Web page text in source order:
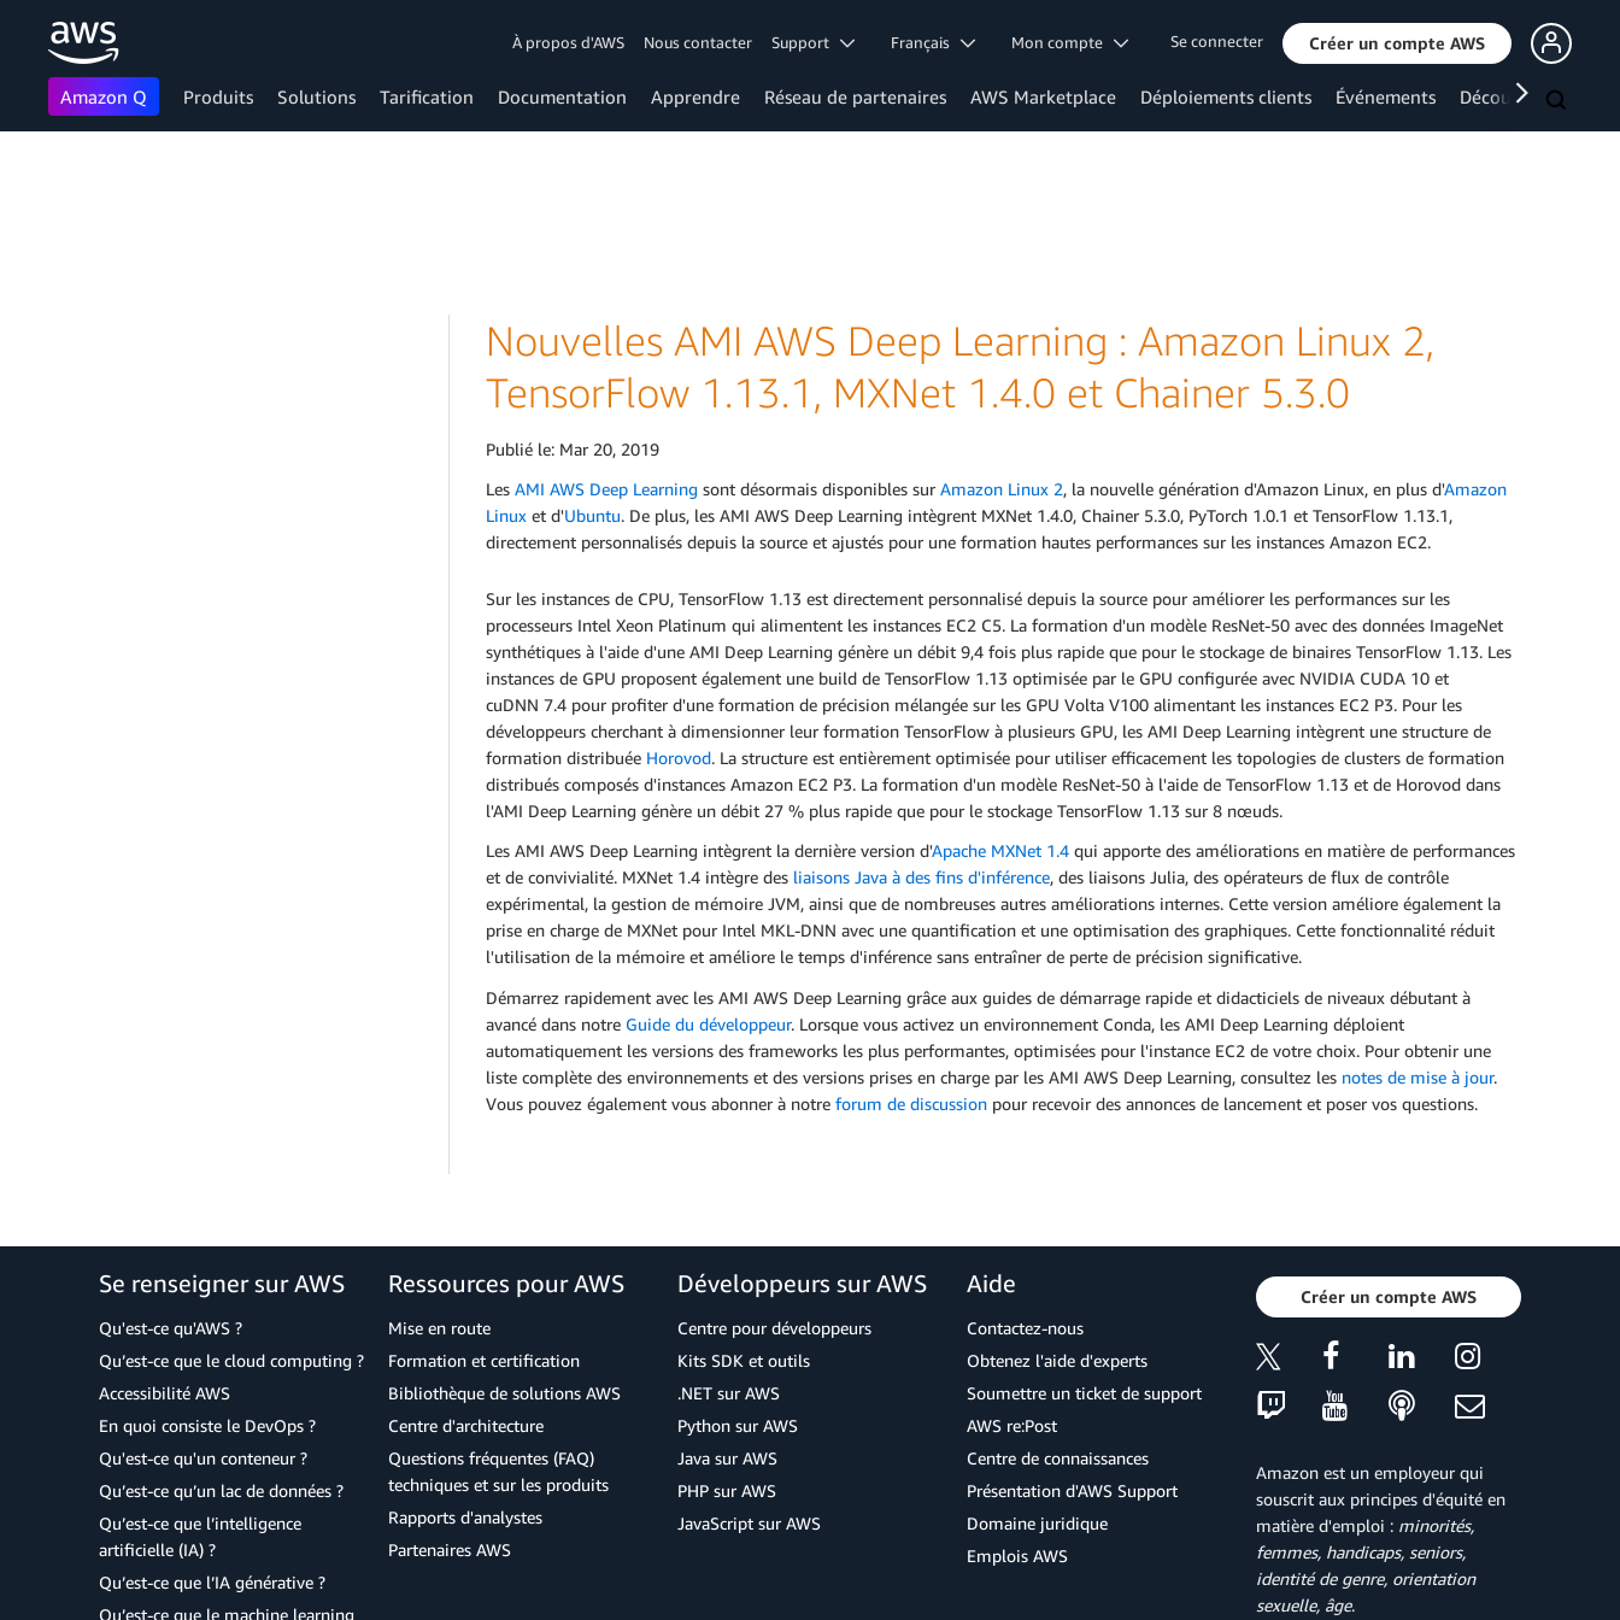
À propos d'AWS Nous contacter Support Français Mon compte Se connecter Créer un compte AWS
Amazon Q Produits Solutions Tarification Documentation Apprendre Réseau de partenaires AWS Marketplace Déploiements clients Événements Découvrir
Nouvelles AMI AWS Deep Learning : Amazon Linux 2,
TensorFlow 1.13.1, MXNet 1.4.0 et Chainer 5.3.0
Publié le: Mar 20, 2019
Les AMI AWS Deep Learning sont désormais disponibles sur Amazon Linux 2, la nouvelle génération d'Amazon Linux, en plus d'Amazon
Linux et d'Ubuntu. De plus, les AMI AWS Deep Learning intègrent MXNet 1.4.0, Chainer 5.3.0, PyTorch 1.0.1 et TensorFlow 1.13.1,
directement personnalisés depuis la source et ajustés pour une formation hautes performances sur les instances Amazon EC2.
Sur les instances de CPU, TensorFlow 1.13 est directement personnalisé depuis la source pour améliorer les performances sur les
processeurs Intel Xeon Platinum qui alimentent les instances EC2 C5. La formation d'un modèle ResNet-50 avec des données ImageNet
synthétiques à l'aide d'une AMI Deep Learning génère un débit 9,4 fois plus rapide que pour le stockage de binaires TensorFlow 1.13. Les
instances de GPU proposent également une build de TensorFlow 1.13 optimisée par le GPU configurée avec NVIDIA CUDA 10 et
cuDNN 7.4 pour profiter d'une formation de précision mélangée sur les GPU Volta V100 alimentant les instances EC2 P3. Pour les
développeurs cherchant à dimensionner leur formation TensorFlow à plusieurs GPU, les AMI Deep Learning intègrent une structure de
formation distribuée Horovod. La structure est entièrement optimisée pour utiliser efficacement les topologies de clusters de formation
distribués composés d'instances Amazon EC2 P3. La formation d'un modèle ResNet-50 à l'aide de TensorFlow 1.13 et de Horovod dans
l'AMI Deep Learning génère un débit 27 % plus rapide que pour le stockage TensorFlow 1.13 sur 8 nœuds.
Les AMI AWS Deep Learning intègrent la dernière version d'Apache MXNet 1.4 qui apporte des améliorations en matière de performances
et de convivialité. MXNet 1.4 intègre des liaisons Java à des fins d'inférence, des liaisons Julia, des opérateurs de flux de contrôle
expérimental, la gestion de mémoire JVM, ainsi que de nombreuses autres améliorations internes. Cette version améliore également la
prise en charge de MXNet pour Intel MKL-DNN avec une quantification et une optimisation des graphiques. Cette fonctionnalité réduit
l'utilisation de la mémoire et améliore le temps d'inférence sans entraîner de perte de précision significative.
Démarrez rapidement avec les AMI AWS Deep Learning grâce aux guides de démarrage rapide et didacticiels de niveaux débutant à
avancé dans notre Guide du développeur. Lorsque vous activez un environnement Conda, les AMI Deep Learning déploient
automatiquement les versions des frameworks les plus performantes, optimisées pour l'instance EC2 de votre choix. Pour obtenir une
liste complète des environnements et des versions prises en charge par les AMI AWS Deep Learning, consultez les notes de mise à jour.
Vous pouvez également vous abonner à notre forum de discussion pour recevoir des annonces de lancement et poser vos questions.
Se renseigner sur AWS
Qu'est-ce qu'AWS ?
Qu’est-ce que le cloud computing ?
Accessibilité AWS
En quoi consiste le DevOps ?
Qu'est-ce qu'un conteneur ?
Qu’est-ce qu’un lac de données ?
Qu’est-ce que l’intelligence
artificielle (IA) ?
Qu’est-ce que l’IA générative ?
Qu’est-ce que le machine learning
Ressources pour AWS
Mise en route
Formation et certification
Bibliothèque de solutions AWS
Centre d'architecture
Questions fréquentes (FAQ)
techniques et sur les produits
Rapports d'analystes
Partenaires AWS
Développeurs sur AWS
Centre pour développeurs
Kits SDK et outils
.NET sur AWS
Python sur AWS
Java sur AWS
PHP sur AWS
JavaScript sur AWS
Aide
Contactez-nous
Obtenez l'aide d'experts
Soumettre un ticket de support
AWS re:Post
Centre de connaissances
Présentation d'AWS Support
Domaine juridique
Emplois AWS
Créer un compte AWS
Amazon est un employeur qui
souscrit aux principes d'équité en
matière d'emploi : minorités,
femmes, handicaps, seniors,
identité de genre, orientation
sexuelle, âge.